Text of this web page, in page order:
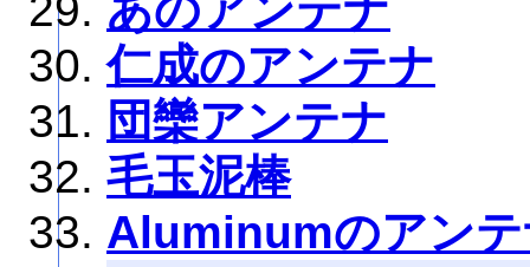
仁成のアンテナ
団欒アンテナ
毛玉泥棒
Aluminumのアン